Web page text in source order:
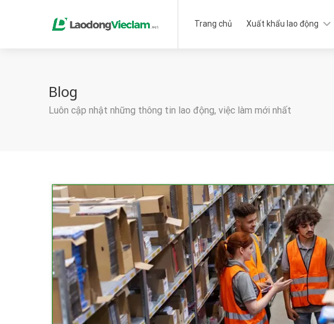
Trang chủ Xuất khẩu lao động
Blog
Luôn cập nhật những thông tin lao động, việc làm mới nhất